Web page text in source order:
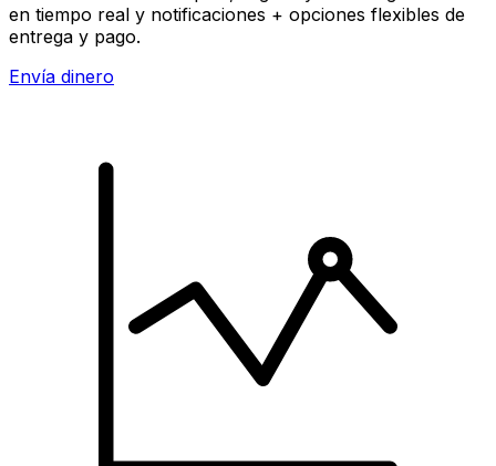
en tiempo real y notificaciones + opciones flexibles de
entrega y pago.
Envía dinero